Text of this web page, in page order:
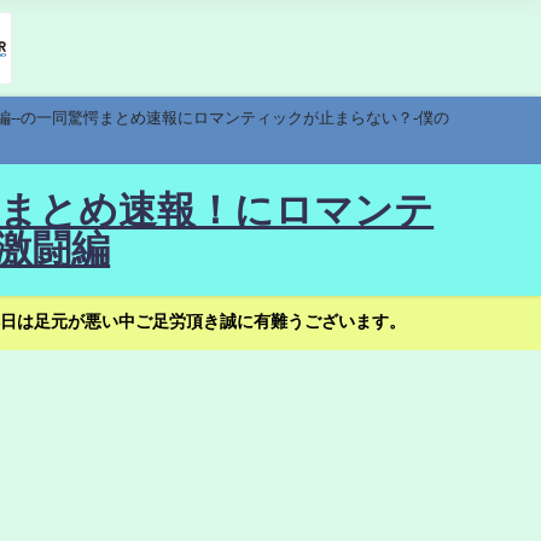
の一同驚愕まとめ速報にロマンティックが止まらない？-僕の
とめ速報！にロマンテ
闘編
足元が悪い中ご足労頂き誠に有難うございます。